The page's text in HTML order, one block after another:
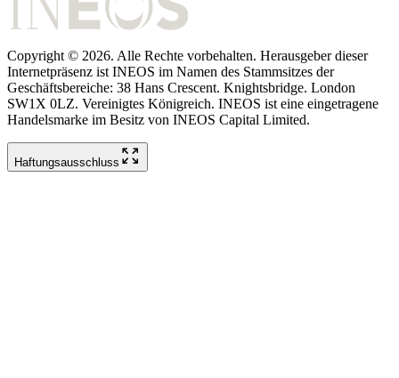
Copyright © 2026. Alle Rechte vorbehalten. Herausgeber dieser
Internetpräsenz ist INEOS im Namen des Stammsitzes der
Geschäftsbereiche: 38 Hans Crescent. Knightsbridge. London
SW1X 0LZ. Vereinigtes Königreich. INEOS ist eine eingetragene
Handelsmarke im Besitz von INEOS Capital Limited.
Haftungsausschluss